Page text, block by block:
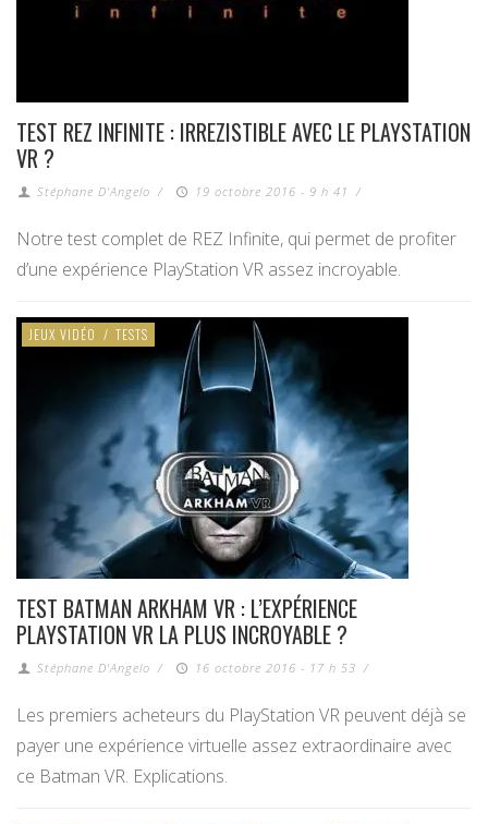
TEST REZ INFINITE : IRREZISTIBLE AVEC LE PLAYSTATION
VR ?
Stéphane D'Angelo / 19 octobre 2016 - 9 h 41 /
Notre test complet de REZ Infinite, qui permet de profiter
d’une expérience PlayStation VR assez incroyable.
JEUX VIDÉO / TESTS
TEST BATMAN ARKHAM VR : L’EXPÉRIENCE
PLAYSTATION VR LA PLUS INCROYABLE ?
Stéphane D'Angelo / 16 octobre 2016 - 17 h 53 /
Les premiers acheteurs du PlayStation VR peuvent déjà se
payer une expérience virtuelle assez extraordinaire avec
ce Batman VR. Explications.